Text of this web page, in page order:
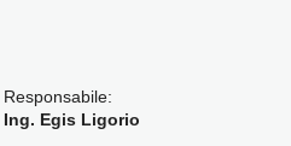
Responsabile:
Ing. Egis Ligorio